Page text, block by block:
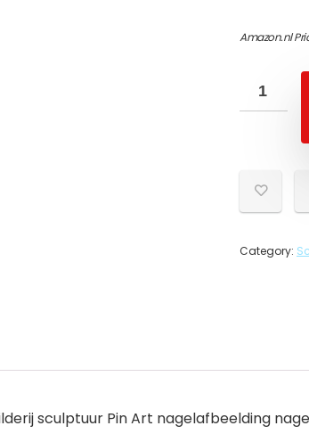
Amazon.nl
Category:
sculptuur Pin Art nagelafbeelding